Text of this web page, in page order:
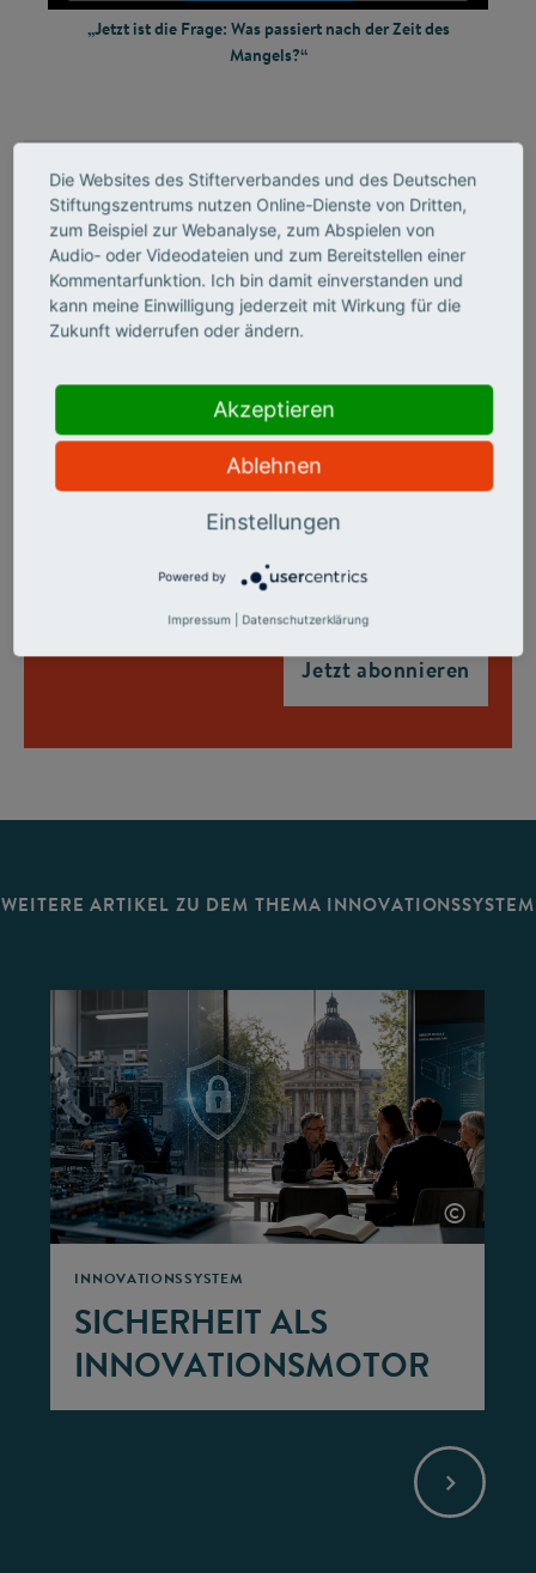
Powered by
Usercentrics Consent Management Platform
„Jetzt ist die Frage: Was passiert nach der Zeit des
Mangels?“
Transkript desVideos
INSIGHTS NEWSLETTER
BLEIBEN SIE IM BILDE UND
ABONNIEREN UNSEREN
NEWSLETTER
WEITERE ARTIKEL ZU DEM THEMA INNOVATIONSSYSTEM
INNOVATIONSSYSTEM
SICHERHEIT ALS
INNOVATIONSMOTOR
©
Die Websites des Stifterverbandes und des Deutschen
Stiftungszentrums nutzen Online-Dienste von Dritten,
zum Beispiel zur Webanalyse, zum Abspielen von
Audio- oder Videodateien und zum Bereitstellen einer
Kommentarfunktion. Ich bin damit einverstanden und
kann meine Einwilligung jederzeit mit Wirkung für die
Zukunft widerrufen oder ändern.
Akzeptieren
Ablehnen
Einstellungen
Powered by
Impressum Datenschutzerklärung